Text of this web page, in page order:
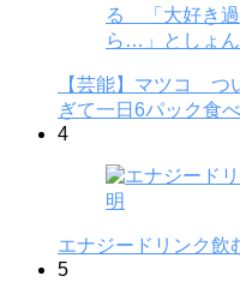
【芸能】マツコ つ
ぎて一日6パック食
4
エナジードリンク飲
5